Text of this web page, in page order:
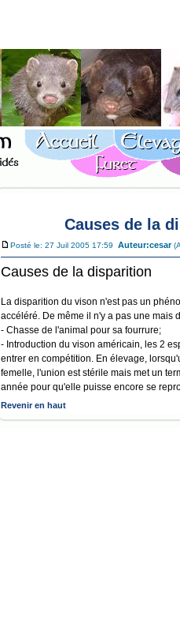
Causes de la
Posté le: 27 Juil 2005 17:59 Auteur:cesar
Causes de la disparition
La disparition du vison n'est pas un
accéléré. De même il n'y a pas une mais
- Chasse de l'animal pour sa fourrure;
- Introduction du vison américain, les 2
entrer en compétition. En élevage,
femelle, l'union est stérile mais met un
année pour qu'elle puisse encore se
Revenir en haut